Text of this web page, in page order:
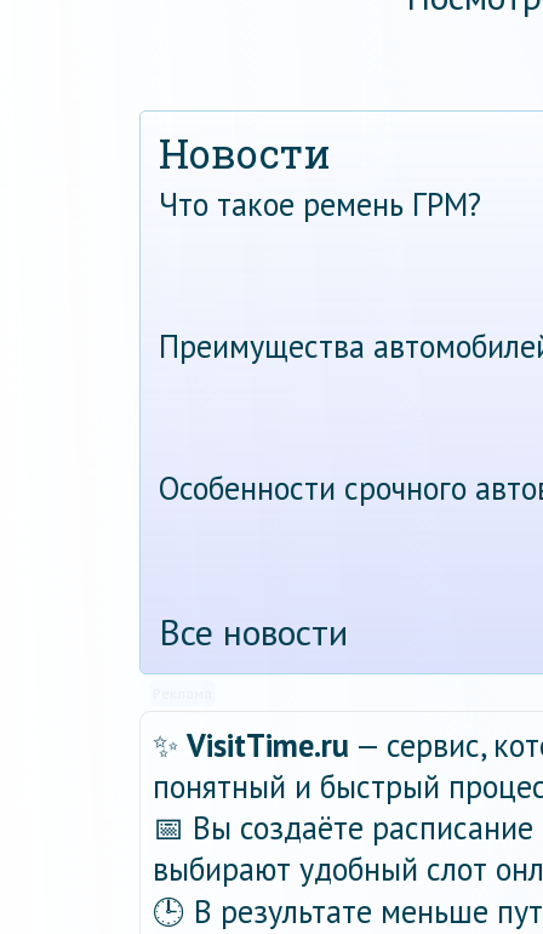
Новости
Что такое ремень ГРМ?
Преимущества
Особенности срочного
Все новости
✨ VisitTime.ru — сервис,
понятный и быстрый
📅 Вы создаёте
выбирают удобный слот
🕒 В результате меньше